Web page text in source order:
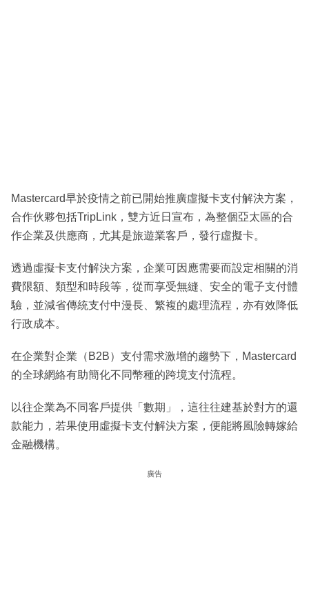
Mastercard早於疫情之前已開始推廣虛擬卡支付解決方案，
合作伙夥包括TripLink，雙方近日宣布，為整個亞太區的合
作企業及供應商，尤其是旅遊業客戶，發行虛擬卡。
透過虛擬卡支付解決方案，企業可因應需要而設定相關的消
費限額、類型和時段等，從而享受無縫、安全的電子支付體
驗，並減省傳統支付中漫長、繁複的處理流程，亦有效降低
行政成本。
在企業對企業（B2B）支付需求激增的趨勢下，Mastercard
的全球網絡有助簡化不同幣種的跨境支付流程。
以往企業為不同客戶提供「數期」，這往往建基於對方的還
款能力，若果使用虛擬卡支付解決方案，便能將風險轉嫁給
金融機構。
廣告